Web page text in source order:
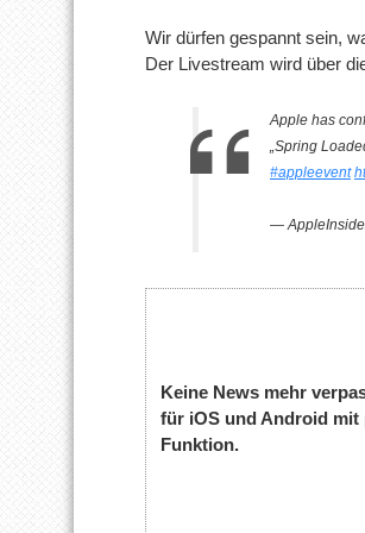
Wir dürfen gespannt sein,
Der Livestream wird über
Apple has
„Spring
#appleevent
—
Keine News mehr
für iOS und Android mit
Funktion.